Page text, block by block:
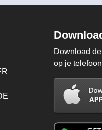
Download
op je